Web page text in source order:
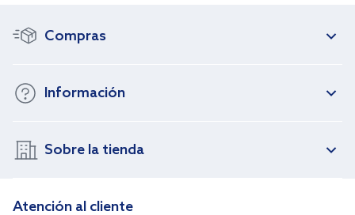
Compras
Información
Sobre la tienda
Atención al cliente